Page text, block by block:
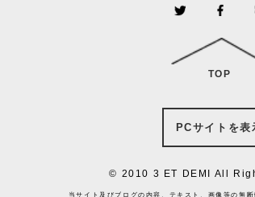
TOP
PCサイトを表
© 2010 3 ET DEMI All
当サイト及びブログの内容、テキスト、画像等の無